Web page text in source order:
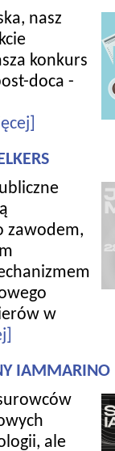
nasz
konkurs
doca -
zawodem,
w
IAMMARINO
ale